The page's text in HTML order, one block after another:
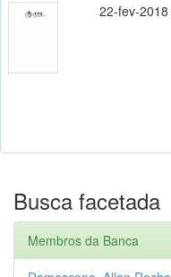
22-fev-2018
Busca facetada
Membros da Banca